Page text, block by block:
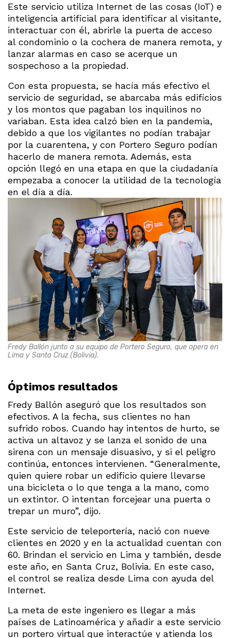
Este servicio utiliza Internet de las cosas (IoT) e
inteligencia artificial para identificar al visitante,
interactuar con él, abrirle la puerta de acceso
al condominio o la cochera de manera remota, y
lanzar alarmas en caso se acerque un
sospechoso a la propiedad.
Con esta propuesta, se hacía más efectivo el
servicio de seguridad, se abarcaba más edificios
y los montos que pagaban los inquilinos no
variaban. Esta idea calzó bien en la pandemia,
debido a que los vigilantes no podían trabajar
por la cuarentena, y con Portero Seguro podían
hacerlo de manera remota. Además, esta
opción llegó en una etapa en que la ciudadanía
empezaba a conocer la utilidad de la tecnología
en el día a día.
Fredy Ballón junto a su equipo de Portero Seguro, que opera en
Lima y Santa Cruz (Bolivia).
Óptimos resultados
Fredy Ballón aseguró que los resultados son
efectivos. A la fecha, sus clientes no han
sufrido robos. Cuando hay intentos de hurto, se
activa un altavoz y se lanza el sonido de una
sirena con un mensaje disuasivo, y si el peligro
continúa, entonces intervienen. “Generalmente,
quien quiere robar un edificio quiere llevarse
una bicicleta o lo que tenga a la mano, como
un extintor. O intentan forcejear una puerta o
trepar un muro”, dijo.
Este servicio de teleportería, nació con nueve
clientes en 2020 y en la actualidad cuentan con
60. Brindan el servicio en Lima y también, desde
este año, en Santa Cruz, Bolivia. En este caso,
el control se realiza desde Lima con ayuda del
Internet.
La meta de este ingeniero es llegar a más
países de Latinoamérica y añadir a este servicio
un portero virtual que interactúe y atienda los